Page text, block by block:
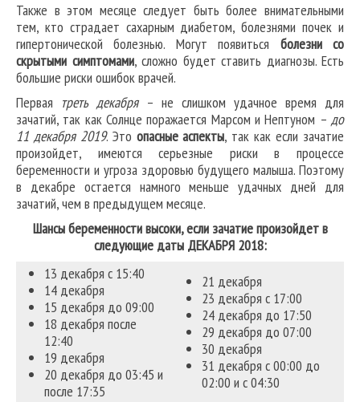
Также в этом месяце следует быть более внимательными
тем, кто страдает сахарным диабетом, болезнями почек и
гипертонической болезнью. Могут появиться болезни со
скрытыми симптомами, сложно будет ставить диагнозы. Есть
большие риски ошибок врачей.
Первая треть декабря– не слишком удачное время для
зачатий, так как Солнце поражается Марсом и Нептуном – до
11 декабря 2019. Это опасные аспекты, так как если зачатие
произойдет, имеются серьезные риски в процессе
беременности и угроза здоровью будущего малыша. Поэтому
в декабре остается намного меньше удачных дней для
зачатий, чем в предыдущем месяце.
Шансы беременности высоки, если зачатие произойдет в
следующие даты ДЕКАБРЯ 2018:
13 декабря с 15:40
14 декабря
15 декабря до 09:00
18 декабря после
12:40
19 декабря
20 декабря до 03:45 и
после 17:35
21 декабря
23 декабря с 17:00
24 декабря до 17:50
29 декабря до 07:00
30 декабря
31 декабря с 00:00 до
02:00 и с 04:30